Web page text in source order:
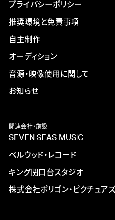
プライバシーポリシー
推奨環境と免責事項
自主制作
オーディション
音源・映像使用に関して
お知らせ
関連会社・施設
SEVEN SEAS MUSIC
ベルウッド・レコード
キング関口台スタジオ
株式会社ポリゴン・ピクチュアズ